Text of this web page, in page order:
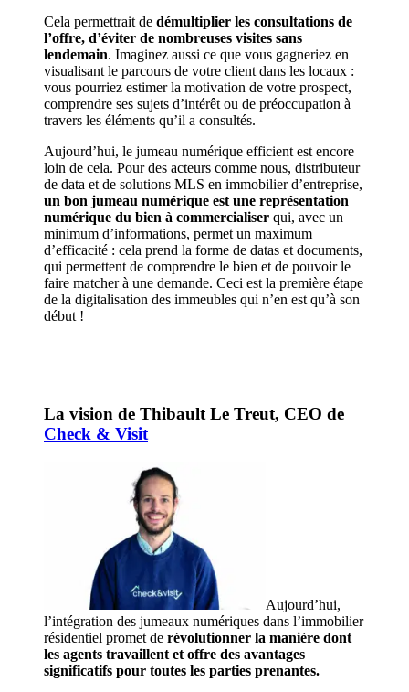
Cela permettrait de démultiplier les consultations de
l’offre, d’éviter de nombreuses visites sans
lendemain. Imaginez aussi ce que vous gagneriez en
visualisant le parcours de votre client dans les locaux :
vous pourriez estimer la motivation de votre prospect,
comprendre ses sujets d’intérêt ou de préoccupation à
travers les éléments qu’il a consultés.
Aujourd’hui, le jumeau numérique efficient est encore
loin de cela. Pour des acteurs comme nous, distributeur
de data et de solutions MLS en immobilier d’entreprise,
un bon jumeau numérique est une représentation
numérique du bien à commercialiser qui, avec un
minimum d’informations, permet un maximum
d’efficacité : cela prend la forme de datas et documents,
qui permettent de comprendre le bien et de pouvoir le
faire matcher à une demande. Ceci est la première étape
de la digitalisation des immeubles qui n’en est qu’à son
début !
La vision de Thibault Le Treut, CEO de
Check & Visit
Aujourd’hui,
l’intégration des jumeaux numériques dans l’immobilier
résidentiel promet de révolutionner la manière dont
les agents travaillent et offre des avantages
significatifs pour toutes les parties prenantes.